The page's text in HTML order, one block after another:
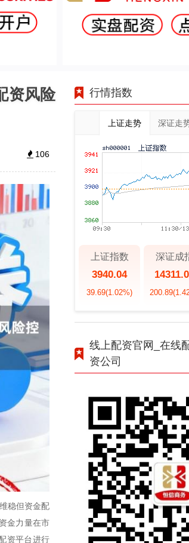
资风险
106
稳但资金配
金力量在市
资平台进行
行情指数
上证走势 深证走
上证指数
3940.04
39.69(1.02%)
深证成
200.89
线上配资官网_在线
资公司